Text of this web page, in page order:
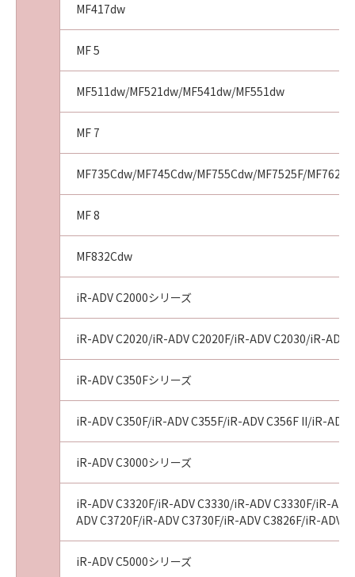
MF417dw
MF 5
MF511dw/MF521dw/MF541dw/MF551dw
MF 7
MF735Cdw/MF745Cdw/MF755Cdw/MF7525F/
MF 8
MF832Cdw
iR-ADV C2000シリーズ
iR-ADV C2020/iR-ADV C2020F/iR-ADV C2030/iR-
iR-ADV C350Fシリーズ
iR-ADV C350F/iR-ADV C355F/iR-ADV C356F II/iR-
iR-ADV C3000シリーズ
iR-ADV C3320F/iR-ADV C3330/iR-ADV C3330F/iR-
ADV C3720F/iR-ADV C3730F/iR-ADV C3826F/iR-ADV
iR-ADV C5000シリーズ